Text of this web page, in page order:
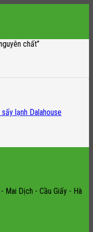
chất”
lạnh Dalahouse
Mai Dịch - Cầu Giấy - Hà